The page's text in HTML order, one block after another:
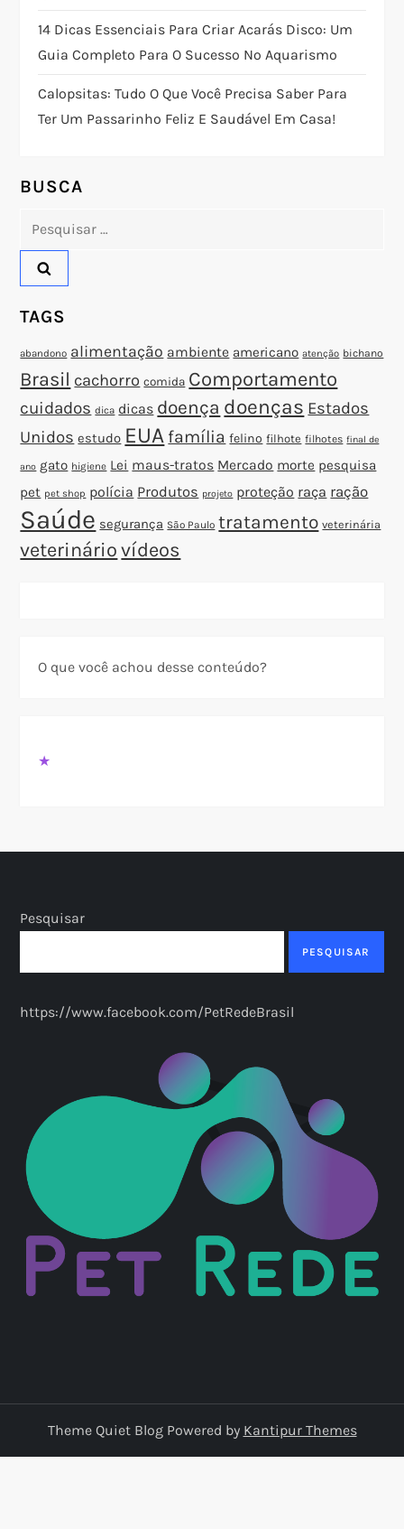
o
d
e
o
s
t
14 Dicas Essenciais Para Criar Acarás Disco: Um
Guia Completo Para O Sucesso No Aquarismo
Calopsitas: Tudo O Que Você Precisa Saber Para
Ter Um Passarinho Feliz E Saudável Em Casa!
BUSCA
TAGS
abandono alimentação ambiente americano atenção bichano
Brasil cachorro comida Comportamento
cuidados dica dicas doença doenças Estados
Unidos estudo EUA família felino filhote filhotes final de
ano gato higiene Lei maus-tratos Mercado morte pesquisa
pet pet shop polícia Produtos projeto proteção raça ração
Saúde segurança São Paulo tratamento veterinária
veterinário vídeos
O que você achou desse conteúdo?
★
Pesquisar
PESQUISAR
https://www.facebook.com/PetRedeBrasil
Theme Quiet Blog Powered by Kantipur Themes